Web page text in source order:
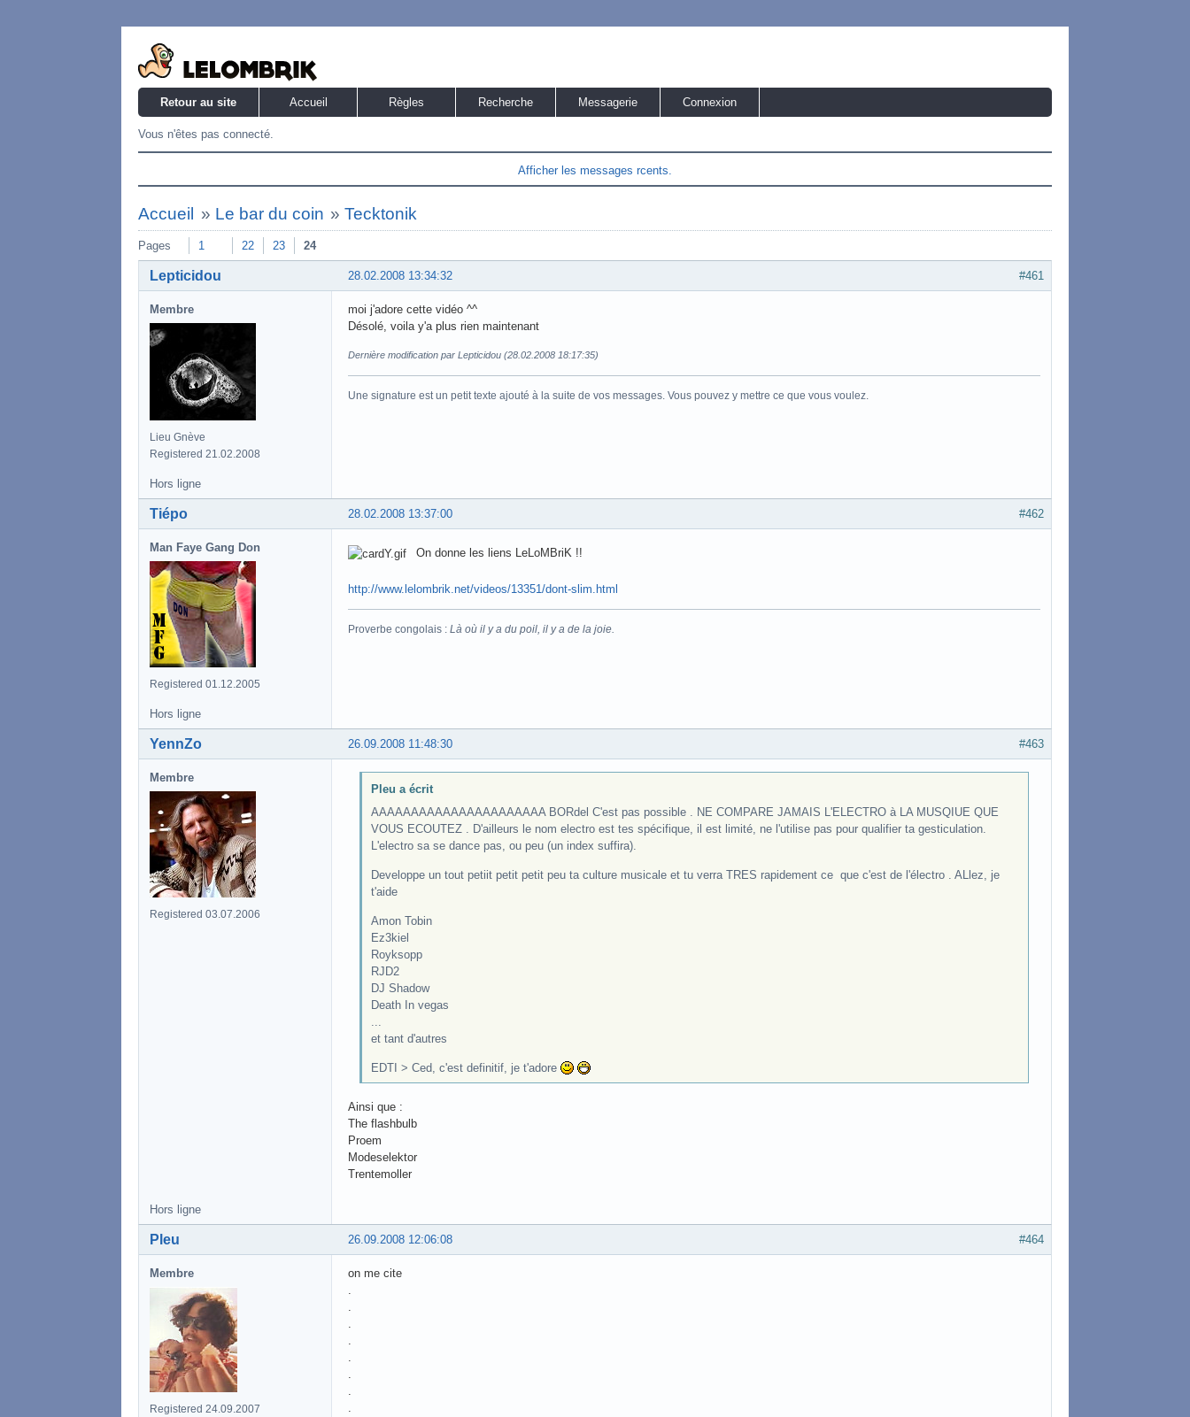
Retour au site Accueil Règles Recherche Messagerie Connexion
Vous n'êtes pas connecté.
Afficher les messages rcents.
Accueil » Le bar du coin »Tecktonik
Pages 1 22 23 24
#461
28.02.2008 13:34:32
Lepticidou
Membre
Lieu Gnève
Registered 21.02.2008
moi j'adore cette vidéo ^^
Désolé, voila y'a plus rien maintenant
Dernière modification par Lepticidou (28.02.2008 18:17:35)
Une signature est un petit texte ajouté à la suite de vos messages. Vous pouvez y mettre ce que vous voulez.
Hors ligne
#462
28.02.2008 13:37:00
Tiépo
Man Faye Gang Don
Registered 01.12.2005
On donne les liens LeLoMBriK !!
http://www.lelombrik.net/videos/13351/dont-slim.html
Proverbe congolais : Là où il y a du poil, il y a de la joie.
Hors ligne
#463
26.09.2008 11:48:30
YennZo
Membre
Registered 03.07.2006
Pleu a écrit
AAAAAAAAAAAAAAAAAAAAAA BORdel C'est pas possible . NE COMPARE JAMAIS L'ELECTRO à LA MUSQIUE QUE
VOUS ECOUTEZ . D'ailleurs le nom electro est tes spécifique, il est limité, ne l'utilise pas pour qualifier ta gesticulation.
L'electro sa se dance pas, ou peu (un index suffira).
Developpe un tout petiit petit petit peu ta culture musicale et tu verra TRES rapidement ce que c'est de l'électro . ALlez, je
t'aide
Amon Tobin
Ez3kiel
Royksopp
RJD2
DJ Shadow
Death In vegas
...
et tant d'autres
EDTI > Ced, c'est definitif, je t'adore
Ainsi que :
The flashbulb
Proem
Modeselektor
Trentemoller
Hors ligne
#464
26.09.2008 12:06:08
Pleu
Membre
Registered 24.09.2007
on me cite
.
.
.
.
.
.
.
.